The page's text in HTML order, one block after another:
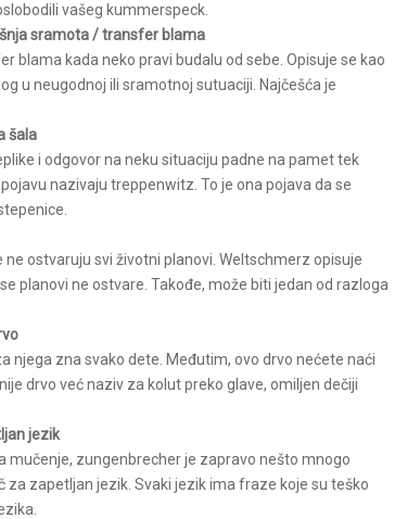
vašeg kummerspeck.
sramota / transfer blama
blama kada neko pravi budalu od sebe. Opisuje se kao
u neugodnoj ili sramotnoj sutuaciji. Najčešća je
šala
i odgovor na neku situaciju padne na pamet tek
nazivaju treppenwitz. To je ona pojava da se
ostvaruju svi životni planovi. Weltschmerz opisuje
planovi ne ostvare. Takođe, može biti jedan od razloga
njega zna svako dete. Međutim, ovo drvo nećete naći
drvo već naziv za kolut preko glave, omiljen dečiji
jezik
mučenje, zungenbrecher je zapravo nešto mnogo
zapetljan jezik. Svaki jezik ima fraze koje su teško